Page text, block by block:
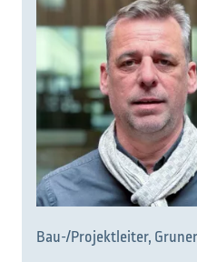
Bau-/Projektleiter,